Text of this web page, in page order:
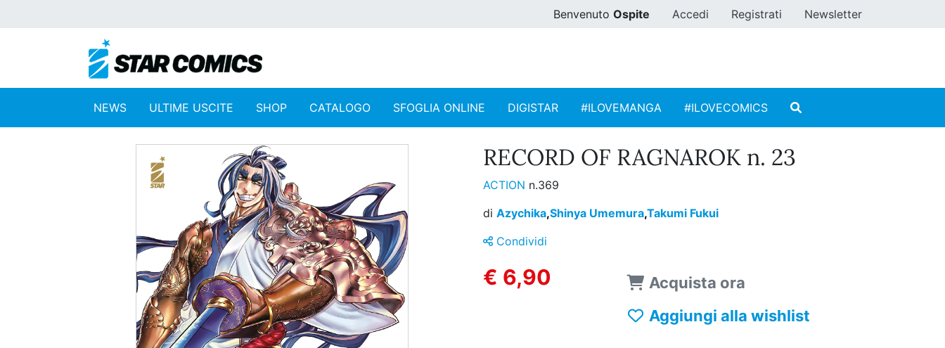
Benvenuto Ospite Accedi Registrati Newsletter
NEWS ULTIME USCITE SHOP CATALOGO SFOGLIA ONLINE DIGISTAR #ILOVEMANGA #ILOVECOMICS
RECORD OF RAGNAROK n. 23
ACTION n.369
di Azychika,Shinya Umemura,Takumi Fukui
Condividi
€ 6,90
Acquista ora
Aggiungi alla wishlist